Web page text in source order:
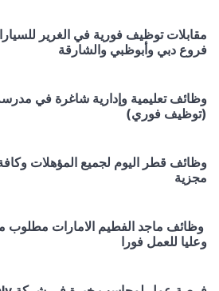
فروع دبي وأبوظبي والشارقة
(توظيف فوري)
وظائف قطر اليوم لجميع المؤهلات
مجزية
وظائف ماجد الفطيم الامارات
وعليا للعمل فورا